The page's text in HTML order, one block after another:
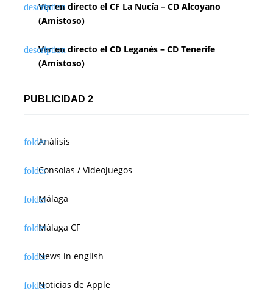
Ver en directo el CF La Nucía – CD Alcoyano
(Amistoso)
Ver en directo el CD Leganés – CD Tenerife
(Amistoso)
PUBLICIDAD 2
Análisis
Consolas / Videojuegos
Málaga
Málaga CF
News in english
Noticias de Apple